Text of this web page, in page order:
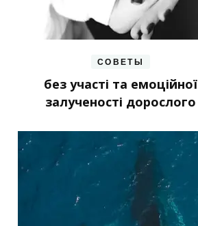
СОВЕТЫ
без участі та емоційної
залученості дорослого